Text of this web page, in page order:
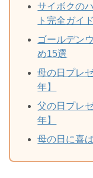
サイボクの
ト完全ガイド
ゴールデン
め15選
母の日プレ
年】
父の日プレ
年】
母の日に喜